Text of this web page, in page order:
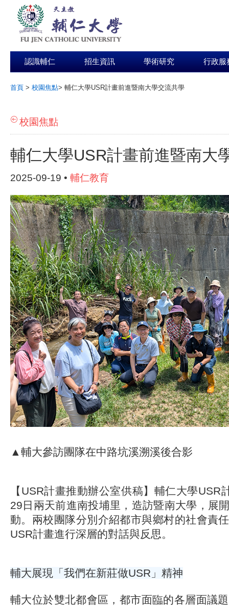
認識輔仁 招生資訊 學術研究 行政服
首頁 > 校園焦點> 輔仁大學USR計畫前進暨南大學交流共學
校園焦點
輔仁大學USR計畫前進暨南大
2025-09-19 • 輔仁教育
▲輔大參訪團隊在中路坑溪溯溪後合影
【USR計畫推動辦公室供稿】輔仁大學USR
29日兩天前進南投埔里，造訪暨南大學，展
動。兩校團隊分別介紹都市與鄉村的社會責
USR計畫進行深層的對話與反思。
輔大展現「我們在新莊做USR」精神
輔大位於雙北都會區，都市面臨的各層面議